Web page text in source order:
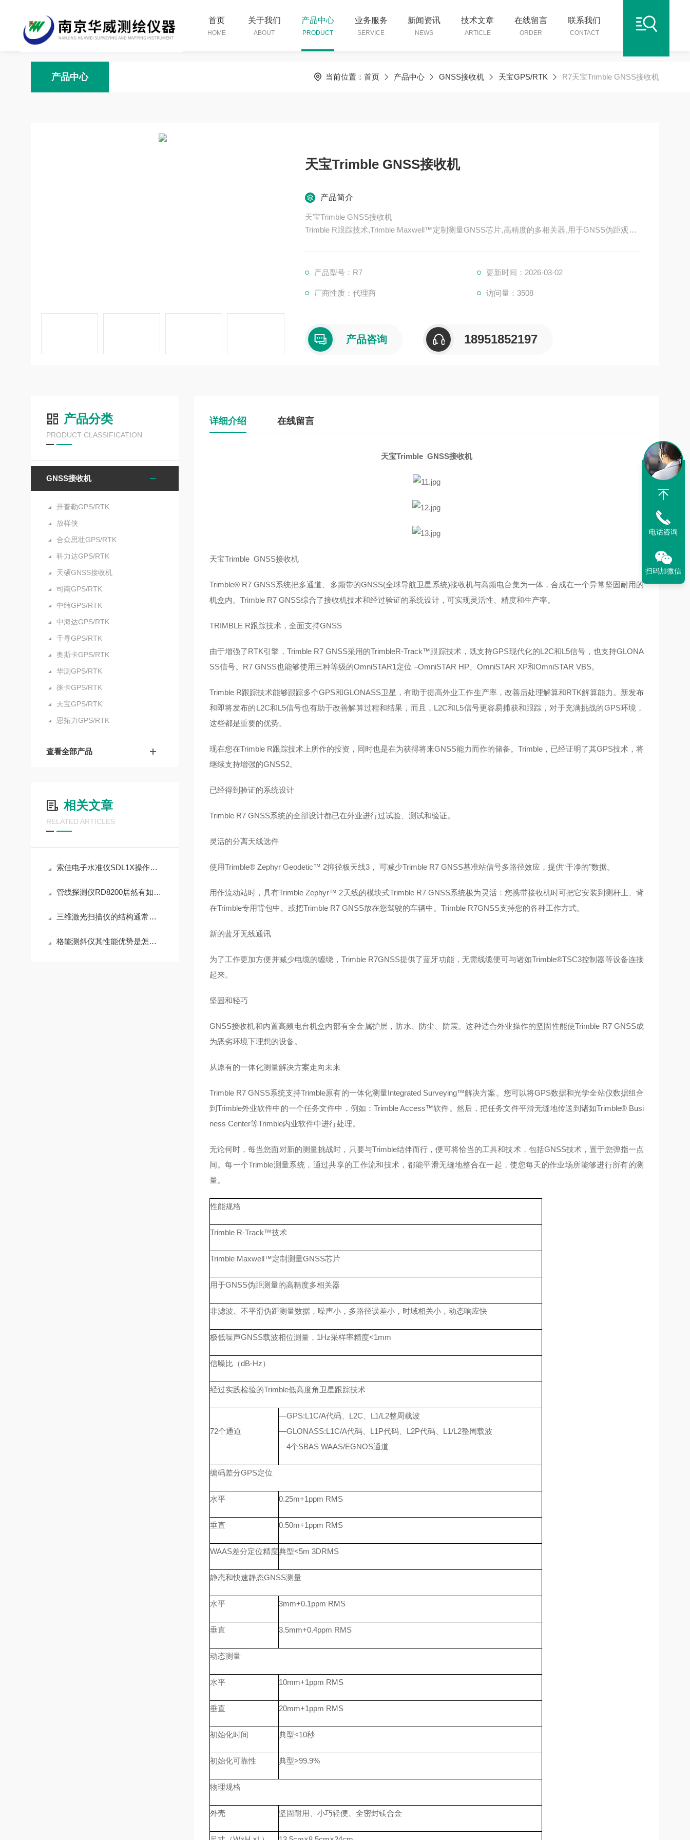
首页
HOME
关于我们
ABOUT
产品中心
PRODUCT
业务服务
SERVICE
新闻资讯
NEWS
技术文章
ARTICLE
在线留言
ORDER
联系我们
CONTACT
产品中心 当前位置： 首页 产品中心 GNSS接收机 天宝GPS/RTK R7天宝Trimble GNSS接收机
天宝Trimble GNSS接收机
产品简介
天宝Trimble GNSS接收机
Trimble R跟踪技术,Trimble Maxwell™定制测量GNSS芯片,高精度的多相关器,用于GNSS伪距观测,
跟踪技术
产品型号：R7 更新时间：2026-03-02
厂商性质：代理商 访问量：3508
产品咨询 18951852197
产品分类
PRODUCT CLASSIFICATION
GNSS接收机
开普勒GPS/RTK
放样侠
合众思壮GPS/RTK
科力达GPS/RTK
天硕GNSS接收机
司南GPS/RTK
中纬GPS/RTK
中海达GPS/RTK
千寻GPS/RTK
奥斯卡GPS/RTK
华测GPS/RTK
徕卡GPS/RTK
天宝GPS/RTK
思拓力GPS/RTK
查看全部产品
相关文章
RELATED ARTICLES
索佳电子水准仪SDL1X操作全攻略：一步步带你吃透核心流程
管线探测仪RD8200居然有如此之多的特点
三维激光扫描仪的结构通常包括以下组成部分
格能测斜仪其性能优势是怎样的呢？
详细介绍 在线留言
天宝Trimble GNSS接收机
天宝Trimble GNSS接收机
Trimble® R7 GNSS系统把多通道、多频带的GNSS(全球导航卫星系统)接收机与高频电台集为一体，合成在一个异常坚固耐用的
机盒内。Trimble R7 GNSS综合了接收机技术和经过验证的系统设计，可实现灵活性、精度和生产率。
TRIMBLE R跟踪技术，全面支持GNSS
由于增强了RTK引擎，Trimble R7 GNSS采用的TrimbleR-Track™跟踪技术，既支持GPS现代化的L2C和L5信号，也支持GLONA
SS信号。R7 GNSS也能够使用三种等级的OmniSTAR1定位 –OmniSTAR HP、OmniSTAR XP和OmniSTAR VBS。
Trimble R跟踪技术能够跟踪多个GPS和GLONASS卫星，有助于提高外业工作生产率，改善后处理解算和RTK解算能力。新发布
和即将发布的L2C和L5信号也有助于改善解算过程和结果，而且，L2C和L5信号更容易捕获和跟踪，对于充满挑战的GPS环境，
这些都是重要的优势。
现在您在Trimble R跟踪技术上所作的投资，同时也是在为获得将来GNSS能力而作的储备。Trimble，已经证明了其GPS技术，将
继续支持增强的GNSS2。
已经得到验证的系统设计
Trimble R7 GNSS系统的全部设计都已在外业进行过试验、测试和验证。
灵活的分离天线选件
使用Trimble® Zephyr Geodetic™ 2抑径板天线3， 可减少Trimble R7 GNSS基准站信号多路径效应 ， 提供“干净的"数据。
用作流动站时，具有Trimble Zephyr™ 2天线的模块式Trimble R7 GNSS系统极为灵活：您携带接收机时可把它安装到测杆上、背
在Trimble专用背包中、或把Trimble R7 GNSS放在您驾驶的车辆中。Trimble R7GNSS支持您的各种工作方式。
新的蓝牙无线通讯
为了工作更加方便并减少电缆的缠绕， Trimble R7GNSS提供了蓝牙功能，无需线缆便可与诸如Trimble®TSC3控制器等设备连接
起来。
坚固和轻巧
GNSS接收机和内置高频电台机盒内部有全金属护层，防水、防尘、防震。这种适合外业操作的坚固性能使Trimble R7 GNSS成
为恶劣环境下理想的设备。
从原有的一体化测量解决方案走向未来
Trimble R7 GNSS系统支持Trimble原有的一体化测量Integrated Surveying™解决方案。您可以将GPS数据和光学全站仪数据组合
到Trimble外业软件中的一个任务文件中，例如：Trimble Access™软件。然后，把任务文件平滑无缝地传送到诸如Trimble® Busi
ness Center等Trimble内业软件中进行处理。
无论何时，每当您面对新的测量挑战时，只要与Trimble结伴而行，便可将恰当的工具和技术，包括GNSS技术，置于您弹指一点
间。每一个Trimble测量系统，通过共享的工作流和技术，都能平滑无缝地整合在一起，使您每天的作业场所能够进行所有的测
量。
性能规格
Trimble R-Track™技术
Trimble Maxwell™定制测量GNSS芯片
用于GNSS伪距测量的高精度多相关器
非滤波、不平滑伪距测量数据，噪声小，多路径误差小，时域相关小，动态响应快
极低噪声GNSS载波相位测量，1Hz采样率精度<1mm
信噪比（dB-Hz）
经过实践检验的Trimble低高度角卫星跟踪技术
72个通道
—GPS:L1C/A代码、L2C、L1/L2整周载波
—GLONASS:L1C/A代码、L1P代码、L2P代码、L1/L2整周载波
—4个SBAS WAAS/EGNOS通道
编码差分GPS定位
水平 0.25m+1ppm RMS
垂直 0.50m+1ppm RMS
WAAS差分定位精度典型<5m 3DRMS
静态和快速静态GNSS测量
水平 3mm+0.1ppm RMS
垂直 3.5mm+0.4ppm RMS
动态测量
水平 10mm+1ppm RMS
垂直 20mm+1ppm RMS
初始化时间 典型<10秒
初始化可靠性 典型>99.9%
物理规格
外壳 坚固耐用、小巧轻便、全密封镁合金
电话咨询
扫码加微信